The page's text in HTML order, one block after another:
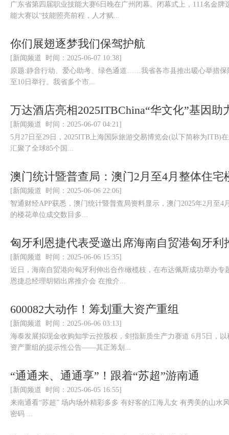
广东省第四届职业技能大赛6日晚在广州闭幕。闭幕式上，111名金
能大赛以“技能照亮前程，人才赋...
你们展翅逐梦我们保驾护航
[新闻频道 时间：2025-06-07 10:38]
原题:静音行动、爱心助考、绿色通道……我省各市县推出暖心举措
至10日举行。我省多个市...
万达酒店亮相2025ITBChina“华文化”基因
[新闻频道 时间：2025-06-07 04:21]
5月27日至29日，2025ITB上海国际旅游交易博览会(以下简称为ITB)
汇聚了全球85个国...
澳门统计暨普查局：澳门2月至4月整体住宅
[新闻频道 时间：2025-06-06 22:06]
智通财经APP获悉，澳门统计暨普查局资料显示，澳门2025年2月至
的楼花单位成交数目多...
匈牙利恩捷代表受邀出席海南自贸港匈牙利
[新闻频道 时间：2025-06-06 15:35]
近日，海南自贸港向匈牙利伸出合作橄榄枝，在布达佩斯成功举办
恩捷总经理胡韬出席推介会 在推介...
600082大动作！筹划重大资产重组
[新闻频道 时间：2025-06-06 03:13]
海泰发展拟现金收购知学云控股权，剑指新质生产力赛道 6月5日，
资产重组的提示性公告——其正筹划...
“通通来、通通享”！跟着“苏超”游南通
[新闻频道 时间：2025-06-05 16:55]
来南通看“苏超” 场内场外精彩多多 有好客的江海儿女 有秀美的山水
密码 ...